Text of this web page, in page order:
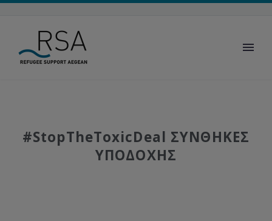
#StopTheToxicDeal ΣΥΝΘΗΚΕΣ
ΥΠΟΔΟΧΗΣ